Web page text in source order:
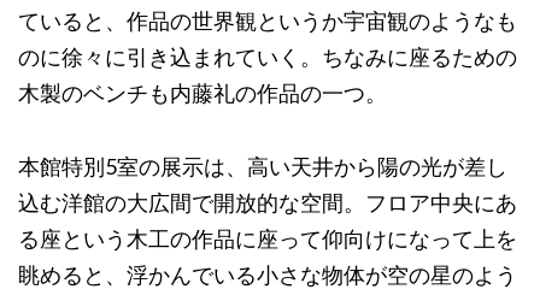
ていると、作品の世界観というか宇宙観のようなも
のに徐々に引き込まれていく。ちなみに座るための
木製のベンチも内藤礼の作品の一つ。
本館特別5室の展示は、高い天井から陽の光が差し
込む洋館の大広間で開放的な空間。フロア中央にあ
る座という木工の作品に座って仰向けになって上を
眺めると、浮かんでいる小さな物体が空の星のよう